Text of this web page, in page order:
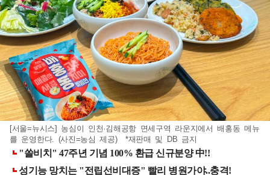
[서울=뉴시스] 농심이 인천·김해공항 면세구역 라운지에서 배홍동 메뉴
를 운영한다. (사진=농심 제공) *재판매 및 DB 금지